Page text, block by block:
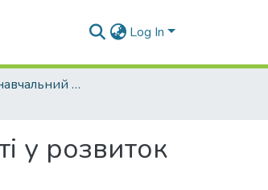
Log In
2025-2026 навчальний рік
у розвиток